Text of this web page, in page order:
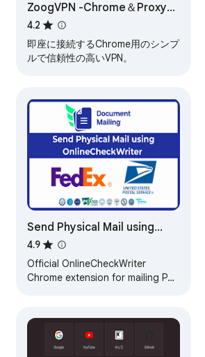
ZoogVPN -Chrome＆Proxy用
の無料VPN
4.2
即座に接続するChrome用のシンプ
ルで信頼性の高いVPN。
Send Physical Mail using
OnlineCheckWriter
4.9
Official OnlineCheckWriter
Chrome extension for mailing PDF